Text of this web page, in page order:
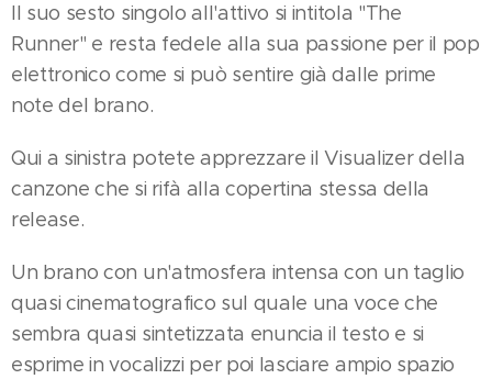
Il suo sesto singolo all'attivo si intitola "The
Runner" e resta fedele alla sua passione per il pop
elettronico come si può sentire già dalle prime
note del brano.
Qui a sinistra potete apprezzare il Visualizer della
canzone che si rifà alla copertina stessa della
release.
Un brano con un'atmosfera intensa con un taglio
quasi cinematografico sul quale una voce che
sembra quasi sintetizzata enuncia il testo e si
esprime in vocalizzi per poi lasciare ampio spazio